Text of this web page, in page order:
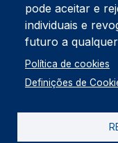
Rua Prior Guerra
Edifício do Centro
3830-556 Gafanha
Rodapé
Cookies
Política
pode aceitar e
individuais e
futuro a
Política de cookies
Definições de